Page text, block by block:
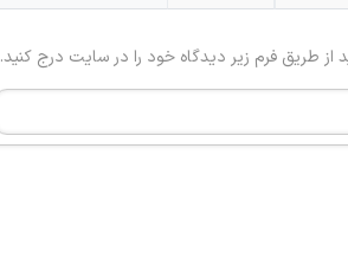
از طریق فرم زیر دیدگاه خود را در سایت درج کنید.